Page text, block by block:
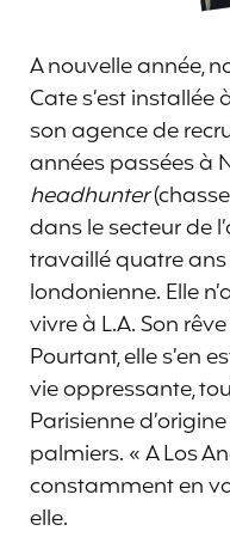
A nouvelle année,
Cate s’est installée
son agence de
années passées à
headhunter
dans le secteur de
travaillé quatre
londonienne. Elle
vivre à L.A. Son
Pourtant, elle s’en
vie oppressante,
Parisienne
palmiers. « A Los
constamment en
elle.